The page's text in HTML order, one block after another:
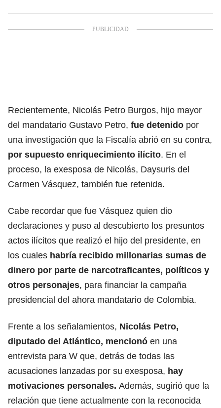
Recientemente, Nicolás Petro Burgos, hijo mayor
del mandatario Gustavo Petro, fue detenido por
una investigación que la Fiscalía abrió en su contra,
por supuesto enriquecimiento ilícito. En el
proceso, la exesposa de Nicolás, Daysuris del
Carmen Vásquez, también fue retenida.
Cabe recordar que fue Vásquez quien dio
declaraciones y puso al descubierto los presuntos
actos ilícitos que realizó el hijo del presidente, en
los cuales habría recibido millonarias sumas de
dinero por parte de narcotraficantes, políticos y
otros personajes, para financiar la campaña
presidencial del ahora mandatario de Colombia.
Frente a los señalamientos, Nicolás Petro,
diputado del Atlántico, mencionó en una
entrevista para W que, detrás de todas las
acusaciones lanzadas por su exesposa, hay
motivaciones personales. Además, sugirió que la
relación que tiene actualmente con la reconocida